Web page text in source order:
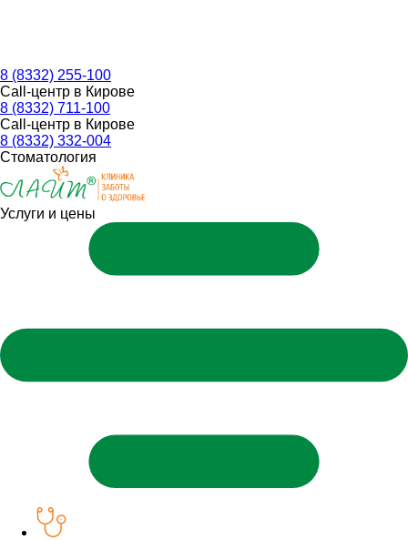
8 (8332) 255-100
Call-центр в Кирове
8 (8332) 711-100
Call-центр в Кирове
8 (8332) 332-004
Стоматология
Услуги и цены